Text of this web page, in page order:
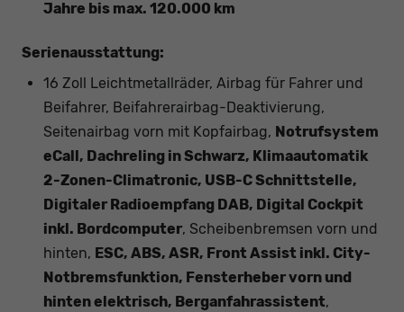
Jahre bis max. 120.000 km
Serienausstattung:
16 Zoll Leichtmetallräder, Airbag für Fahrer und
Beifahrer, Beifahrerairbag-Deaktivierung,
Seitenairbag vorn mit Kopfairbag, Notrufsystem
eCall, Dachreling in Schwarz, Klimaautomatik
2-Zonen-Climatronic, USB-C Schnittstelle,
Digitaler Radioempfang DAB, Digital Cockpit
inkl. Bordcomputer, Scheibenbremsen vorn und
hinten, ESC, ABS, ASR, Front Assist inkl. City-
Notbremsfunktion, Fensterheber vorn und
hinten elektrisch, Berganfahrassistent,